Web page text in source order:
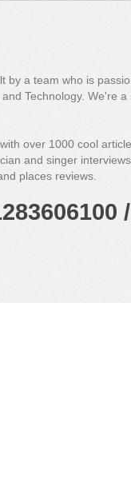
by a team who is
Technology. We're a
over 1000 cool
and singer
places reviews.